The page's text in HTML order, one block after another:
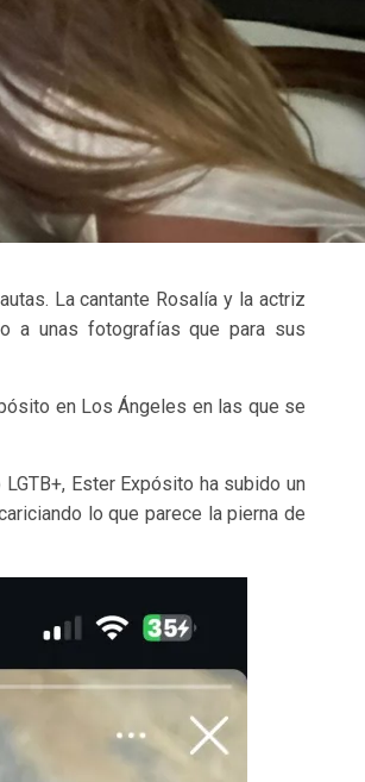
La cantante Rosalía y la actriz
a unas fotografías que para sus
en Los Ángeles en las que se
Ester Expósito ha subido un
lo que parece la pierna de